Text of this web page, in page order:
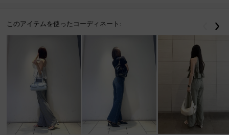
このアイテムを使ったコーディネート: 戻る